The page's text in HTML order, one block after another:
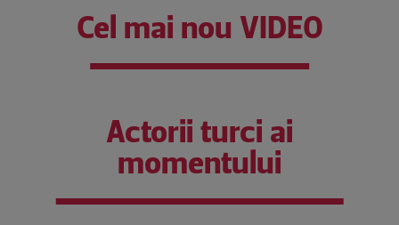
Cel mai nou VIDEO
Actorii turci ai
momentului